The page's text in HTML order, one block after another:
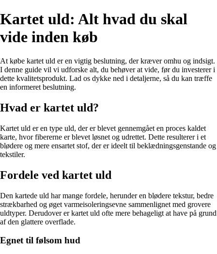
Kartet uld: Alt hvad du skal
vide inden køb
At købe kartet uld er en vigtig beslutning, der kræver omhu og indsigt.
I denne guide vil vi udforske alt, du behøver at vide, før du investerer i
dette kvalitetsprodukt. Lad os dykke ned i detaljerne, så du kan træffe
en informeret beslutning.
Hvad er kartet uld?
Kartet uld er en type uld, der er blevet gennemgået en proces kaldet
karte, hvor fibererne er blevet løsnet og udrettet. Dette resulterer i et
blødere og mere ensartet stof, der er ideelt til beklædningsgenstande og
tekstiler.
Fordele ved kartet uld
Den kartede uld har mange fordele, herunder en blødere tekstur, bedre
strækbarhed og øget varmeisoleringsevne sammenlignet med grovere
uldtyper. Derudover er kartet uld ofte mere behageligt at have på grund
af den glattere overflade.
Egnet til følsom hud